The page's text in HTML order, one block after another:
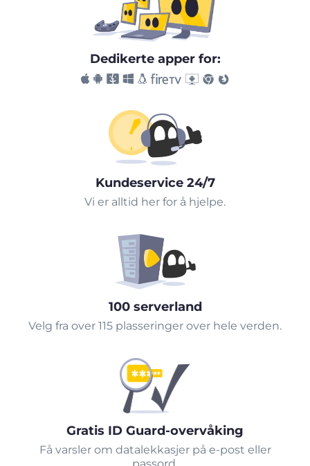
Dedikerte apper for:
Kundeservice 24/7
Vi er alltid her for å hjelpe.
100 serverland
Velg fra over 115 plasseringer over hele verden.
Gratis ID Guard-overvåking
Få varsler om datalekkasjer på e-post eller